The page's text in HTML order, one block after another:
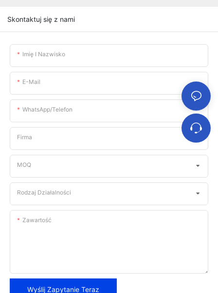
Skontaktuj się z nami
Imię I Nazwisko
E-Mail
WhatsApp/telefon
Firma
MOQ
Rodzaj Działalności
Zawartość
Wyślij Zapytanie Teraz